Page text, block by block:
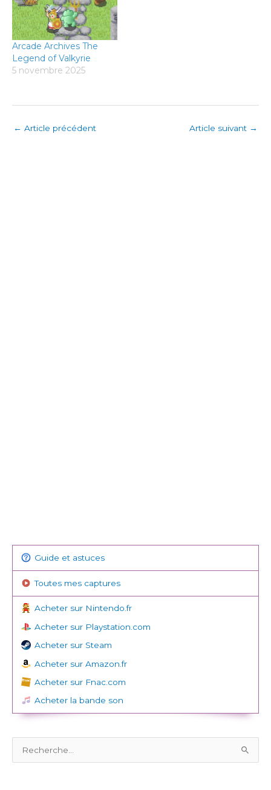
Arcade Archives The
Legend of Valkyrie
5 novembre 2025
← Article précédent Article suivant →
Guide et astuces
Toutes mes captures
Acheter sur Nintendo.fr
Acheter sur Playstation.com
Acheter sur Steam
Acheter sur Amazon.fr
Acheter sur Fnac.com
Acheter la bande son
e